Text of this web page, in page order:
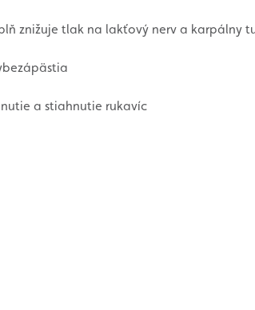
znižuje tlak na lakťový nerv a karpálny
a stiahnutie rukavíc